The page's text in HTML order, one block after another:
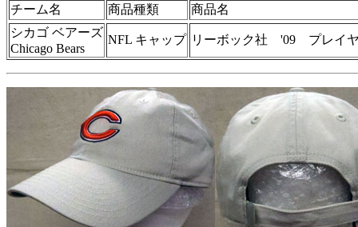
チーム名 商品種類
商品名
シカゴ ベアーズ
Chicago Bears
NFL キャップ リーボック社 '09 プレイ